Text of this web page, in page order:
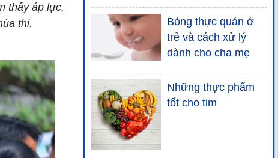
thấy áp lực,
thi.
Bỏng thực quản ở
trẻ và cách xử lý
dành cho cha mẹ
Những thực phẩm
tốt cho tim